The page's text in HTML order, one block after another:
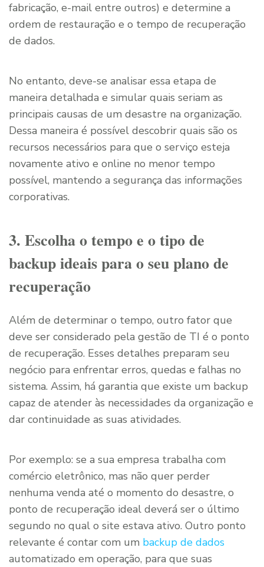
fabricação, e-mail entre outros) e determine a
ordem de restauração e o tempo de recuperação
de dados.
No entanto, deve-se analisar essa etapa de
maneira detalhada e simular quais seriam as
principais causas de um desastre na organização.
Dessa maneira é possível descobrir quais são os
recursos necessários para que o serviço esteja
novamente ativo e online no menor tempo
possível, mantendo a segurança das informações
corporativas.
3. Escolha o tempo e o tipo de
backup ideais para o seu plano de
recuperação
Além de determinar o tempo, outro fator que
deve ser considerado pela gestão de TI é o ponto
de recuperação. Esses detalhes preparam seu
negócio para enfrentar erros, quedas e falhas no
sistema. Assim, há garantia que existe um backup
capaz de atender às necessidades da organização e
dar continuidade as suas atividades.
Por exemplo: se a sua empresa trabalha com
comércio eletrônico, mas não quer perder
nenhuma venda até o momento do desastre, o
ponto de recuperação ideal deverá ser o último
segundo no qual o site estava ativo. Outro ponto
relevante é contar com um backup de dados
automatizado em operação, para que suas